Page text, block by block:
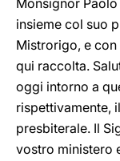
Monsignor
insieme col suo
Mistrorigo, e con
qui raccolta.
oggi intorno a
rispettivamente,
presbiterale. Il
vostro ministero